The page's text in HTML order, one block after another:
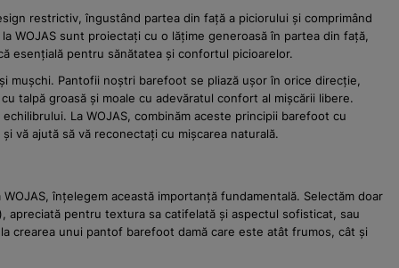
restrictiv, îngustând partea din față a piciorului și comprimând
WOJAS sunt proiectați cu o lățime generoasă în partea din față,
esențială pentru sănătatea și confortul picioarelor.
mușchi. Pantofii noștri barefoot se pliază ușor în orice direcție,
talpă groasă și moale cu adevăratul confort al mișcării libere.
La WOJAS, combinăm aceste principii barefoot cu
vă ajută să vă reconectați cu mișcarea naturală.
înțelegem această importanță fundamentală. Selectăm doar
pentru textura sa catifelată și aspectul sofisticat, sau
crearea unui pantof barefoot damă care este atât frumos, cât și